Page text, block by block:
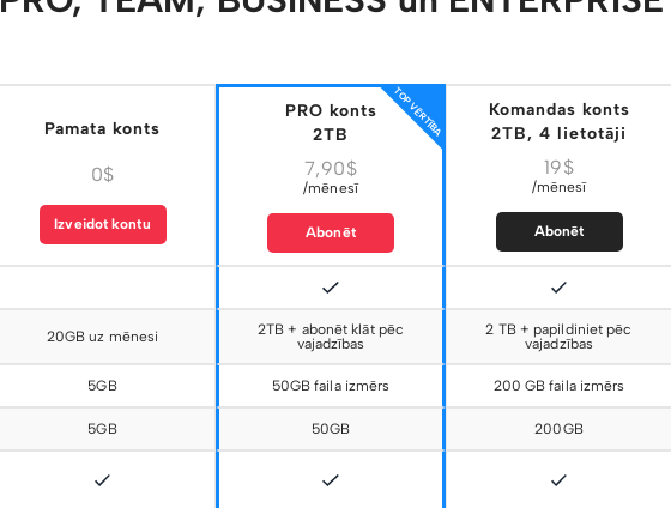
Pamata konts
0$
Izveidot kontu
TOP VĒRTĪBA
PRO konts
2TB
7,90$
/mēnesī
Abonēt
Komandas konts
2TB, 4 lietotāji
19$
/mēnesī
Abonēt
20GB uz mēnesi
2TB + abonēt klāt pēc
vajadzības
2 TB + papildiniet pēc
vajadzības
5GB 50GB faila izmērs 200 GB faila izmērs
5GB 50GB 200GB